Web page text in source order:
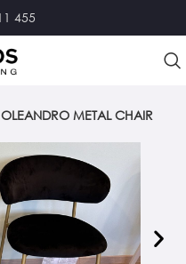
455
OLEANDRO METAL CHAIR